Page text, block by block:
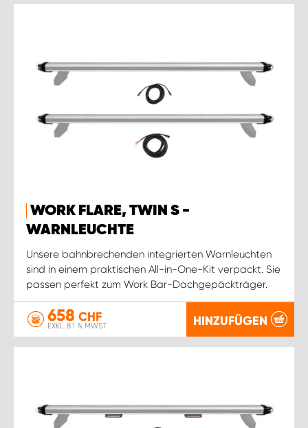
WORK FLARE, TWIN S -
WARNLEUCHTE
Unsere bahnbrechenden integrierten Warnleuchten
sind in einem praktischen All-in-One-Kit verpackt. Sie
passen perfekt zum Work Bar-Dachgepäckträger.
658 CHF
EXKL. 8.1 % MWST. HINZUFÜGEN